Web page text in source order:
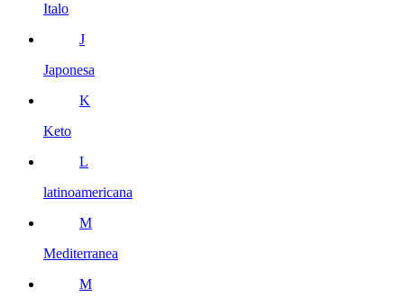
Italo
J
Japonesa
K
Keto
L
latinoamericana
M
Mediterranea
M